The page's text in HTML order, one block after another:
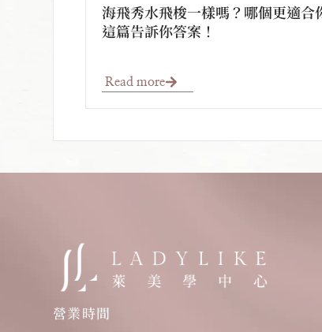
海飛秀水飛梭一樣嗎？哪個更適合
這篇告訴你答案！
Read more
營業時間